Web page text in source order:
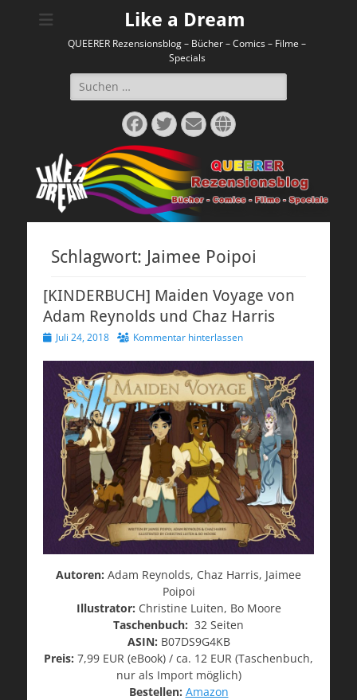
Like a Dream
QUEERER Rezensionsblog – Bücher – Comics – Filme –
Specials
Suchen
nach:
Facebook
Twitter
E-
Mail
Website
Schlagwort: Jaimee Poipoi
[KINDERBUCH] Maiden Voyage von
Adam Reynolds und Chaz Harris
Veröffentlicht
Juli 24, 2018 Kommentar hinterlassen
Autoren: Adam Reynolds, Chaz Harris, Jaimee
Poipoi
Illustrator: Christine Luiten, Bo Moore
Taschenbuch: 32 Seiten
ASIN: B07DS9G4KB
Preis: 7,99 EUR (eBook) / ca. 12 EUR (Taschenbuch,
nur als Import möglich)
Bestellen: Amazon